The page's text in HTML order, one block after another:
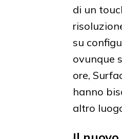
di un
su
ovunque
ore,
hanno
altro